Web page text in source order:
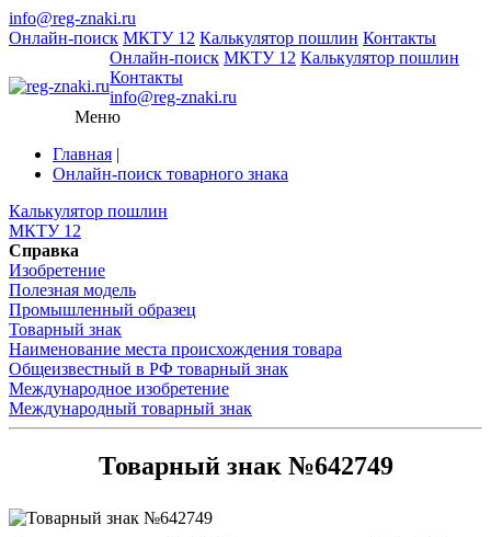
info@reg-znaki.ru
Онлайн-поиск МКТУ 12 Калькулятор пошлин Контакты
Онлайн-поиск МКТУ 12 Калькулятор пошлин
Контакты
info@reg-znaki.ru
Меню
Главная |
Онлайн-поиск товарного знака
Калькулятор пошлин
МКТУ 12
Справка
Изобретение
Полезная модель
Промышленный образец
Товарный знак
Наименование места происхождения товара
Общеизвестный в РФ товарный знак
Международное изобретение
Международный товарный знак
Товарный знак №642749